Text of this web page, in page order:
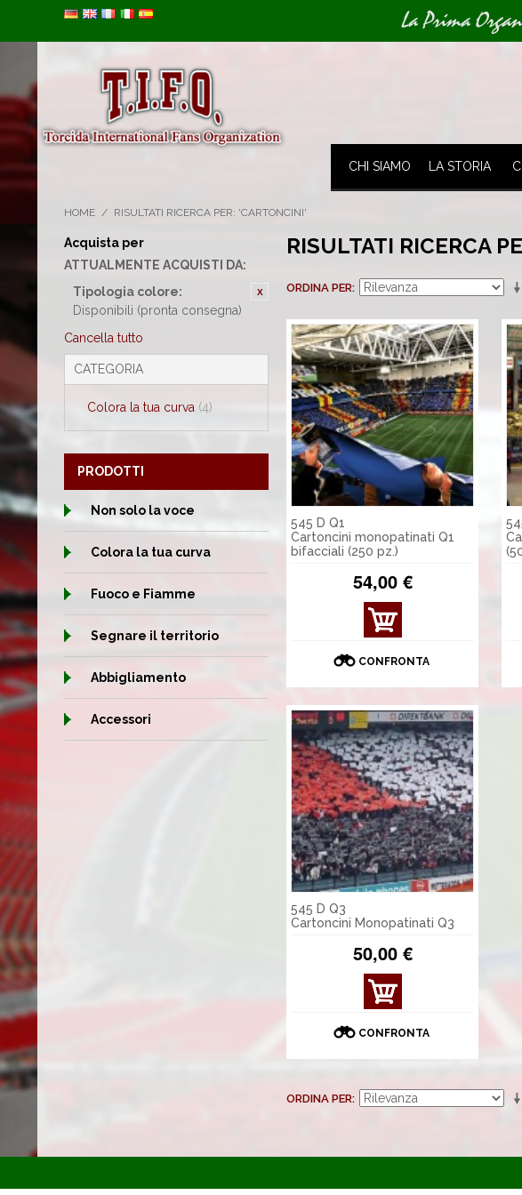
La Prima
CHI SIAMO LA STORIA
HOME / RISULTATI RICERCA PER: 'CARTONCINI'
Acquista per
ATTUALMENTE ACQUISTI DA:
Tipologia colore:
Disponibili (pronta consegna)
Cancella tutto
CATEGORIA
Colora la tua curva (4)
RISULTATI RICERCA
ORDINA PER
545 D Q1
Cartoncini monopatinati Q1
bifacciali (250 pz.)
54,00 €
MOS
TRA
TAGL
I
CONFRONTA
545 D Q3
Cartoncini Monopatinati Q3
50,00 €
CONFRONTA
ORDINA PER
PRODOTTI
Non solo la voce
Colora la tua curva
Fuoco e Fiamme
Segnare il territorio
Abbigliamento
Accessori